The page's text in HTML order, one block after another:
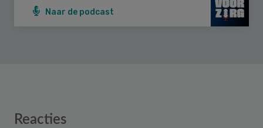
Naar de podcast
Reader
Reacties